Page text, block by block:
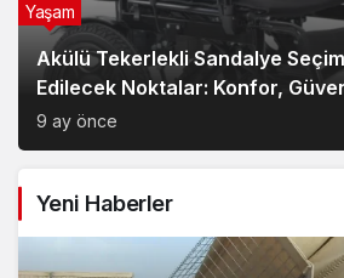
Akülü Tekerlekli Sandalye
Edilecek Noktalar: Konfor,
Model Tercihi
9 ay önce
Yaşam
Yeni Haberler